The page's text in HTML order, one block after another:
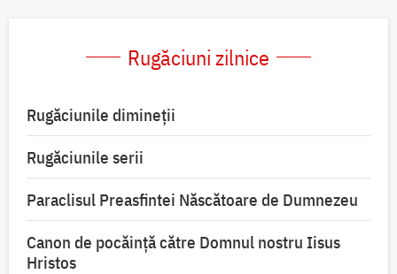
Rugăciuni zilnice
Rugăciunile dimineții
Rugăciunile serii
Paraclisul Preasfintei Născătoare de Dumnezeu
Canon de pocăință către Domnul nostru Iisus
Hristos